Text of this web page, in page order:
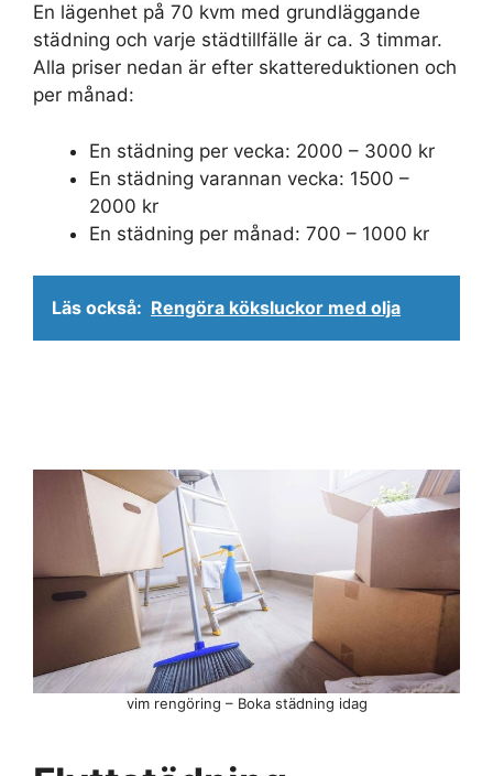
En lägenhet på 70 kvm med grundläggande
städning och varje städtillfälle är ca. 3 timmar.
Alla priser nedan är efter skattereduktionen och
per månad:
En städning per vecka: 2000 – 3000 kr
En städning varannan vecka: 1500 –
2000 kr
En städning per månad: 700 – 1000 kr
Läs också: Rengöra köksluckor med olja
vim rengöring – Boka städning idag